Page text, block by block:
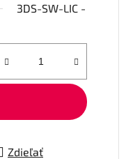
3DS-SW-LIC -
Zdieľať